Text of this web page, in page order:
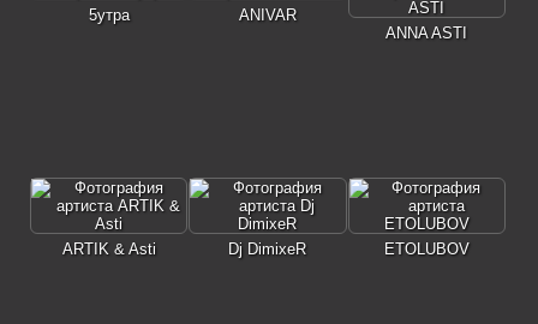
5утра
ANIVAR
ANNA ASTI
ARTIK & Asti Dj DimixeR ETOLUBOV